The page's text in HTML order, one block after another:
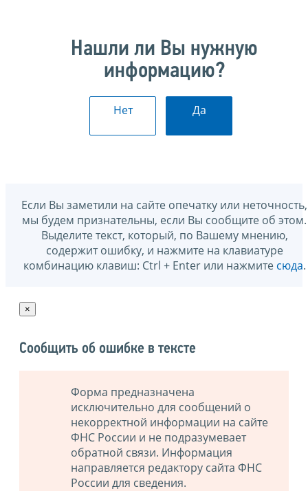
Нашли ли Вы нужную
информацию?
Нет Да
Если Вы заметили на сайте опечатку или неточность,
мы будем признательны, если Вы сообщите об этом.
Выделите текст, который, по Вашему мнению,
содержит ошибку, и нажмите на клавиатуре
комбинацию клавиш: Ctrl + Enter или нажмите сюда.
×
Сообщить об ошибке в тексте
Форма предназначена
исключительно для сообщений о
некорректной информации на сайте
ФНС России и не подразумевает
обратной связи. Информация
направляется редактору сайта ФНС
России для сведения.